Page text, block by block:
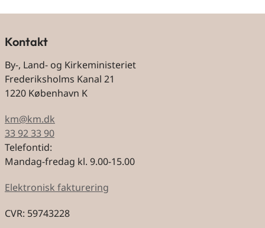
Kontakt
By-, Land- og Kirkeministeriet
Frederiksholms Kanal 21
1220 København K
km@km.dk
33 92 33 90
Telefontid:
Mandag-fredag kl. 9.00-15.00
Elektronisk fakturering
CVR: 59743228